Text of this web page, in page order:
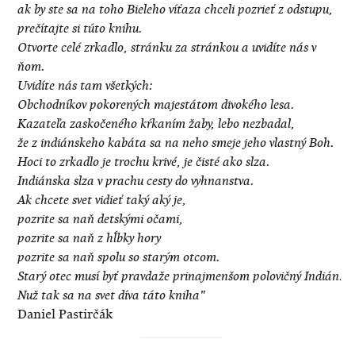
ak by ste sa na toho Bieleho víťaza chceli pozrieť z odstupu,
prečítajte si túto knihu.
Otvorte celé zrkadlo, stránku za stránkou a uvidíte nás v
ňom.
Uvidíte nás tam všetkých:
Obchodníkov pokorených majestátom divokého lesa.
Kazateľa zaskočeného kŕkaním žaby, lebo nezbadal,
že z indiánskeho kabáta sa na neho smeje jeho vlastný Boh.
Hoci to zrkadlo je trochu krivé, je čisté ako slza.
Indiánska slza v prachu cesty do vyhnanstva.
Ak chcete svet vidieť taký aký je,
pozrite sa naň detskými očami,
pozrite sa naň z hĺbky hory
pozrite sa naň spolu so starým otcom.
Starý otec musí byť pravdaže prinajmenšom polovičný Indián.
Nuž tak sa na svet díva táto kniha"
Daniel Pastirčák